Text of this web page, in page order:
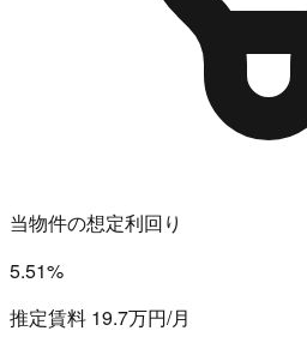
当物件の想定利回り
5.51%
推定賃料 19.7万円/月